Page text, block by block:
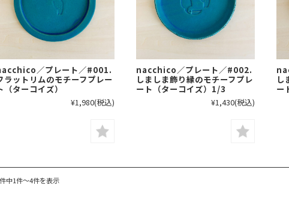
／プレート／#001.
ラットリムのモチーフプレー
（ターコイズ）
¥1,980(税込)
nacchico／プレート／#002.
しましま飾り縁のモチーフプレ
ート（ターコイズ）1/3
¥1,430(税込)
し
ー
中1件～4件を表示